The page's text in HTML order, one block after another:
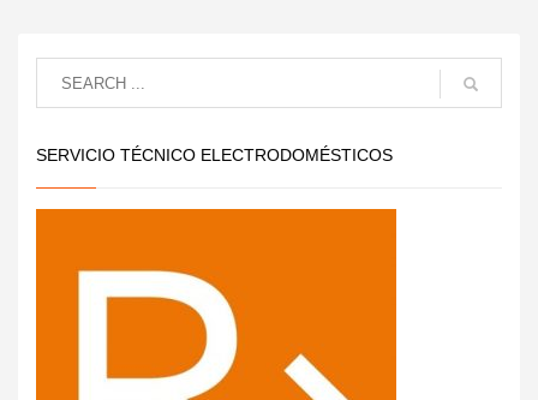
SERVICIO TÉCNICO ELECTRODOMÉSTICOS